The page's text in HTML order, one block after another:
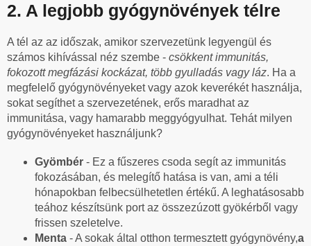
2. A legjobb gyógynövények télre
A tél az az időszak, amikor szervezetünk legyengül és
számos kihívással néz szembe - csökkent immunitás,
fokozott megfázási kockázat, több gyulladás vagy láz. Ha a
megfelelő gyógynövényeket vagy azok keverékét használja,
sokat segíthet a szervezetének, erős maradhat az
immunitása, vagy hamarabb meggyógyulhat. Tehát milyen
gyógynövényeket használjunk?
Gyömbér - Ez a fűszeres csoda segít az immunitás
fokozásában, és melegítő hatása is van, ami a téli
hónapokban felbecsülhetetlen értékű. A leghatásosabb
teához készítsünk port az összezúzott gyökérből vagy
frissen szeletelve.
Menta - A sokak által otthon termesztett gyógynövény,a